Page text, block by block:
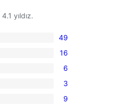
4.1 yıldız.
49
16
6
3
9